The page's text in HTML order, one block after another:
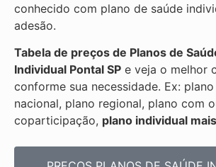
conhecido com plano de saúde
adesão.
Tabela de preços de Planos de
Individual Pontal SP e veja o melhor
conforme sua necessidade. Ex:
nacional, plano regional, plano com
coparticipação, plano individual